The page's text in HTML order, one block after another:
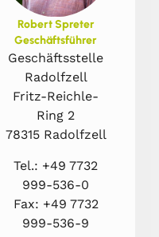
Robert Spreter
Geschäftsführer
Geschäftsstelle
Radolfzell
Fritz-Reichle-
Ring 2
78315 Radolfzell
Tel.: +49 7732
999-536-0
Fax: +49 7732
999-536-9